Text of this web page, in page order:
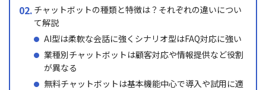
チャットボットの種類と特徴は？それぞれの違いについ
て解説
AI型は柔軟な会話に強くシナリオ型はFAQ対応に強い
業種別チャットボットは顧客対応や情報提供など役割
が異なる
無料チャットボットは基本機能中心で導入や試用に適